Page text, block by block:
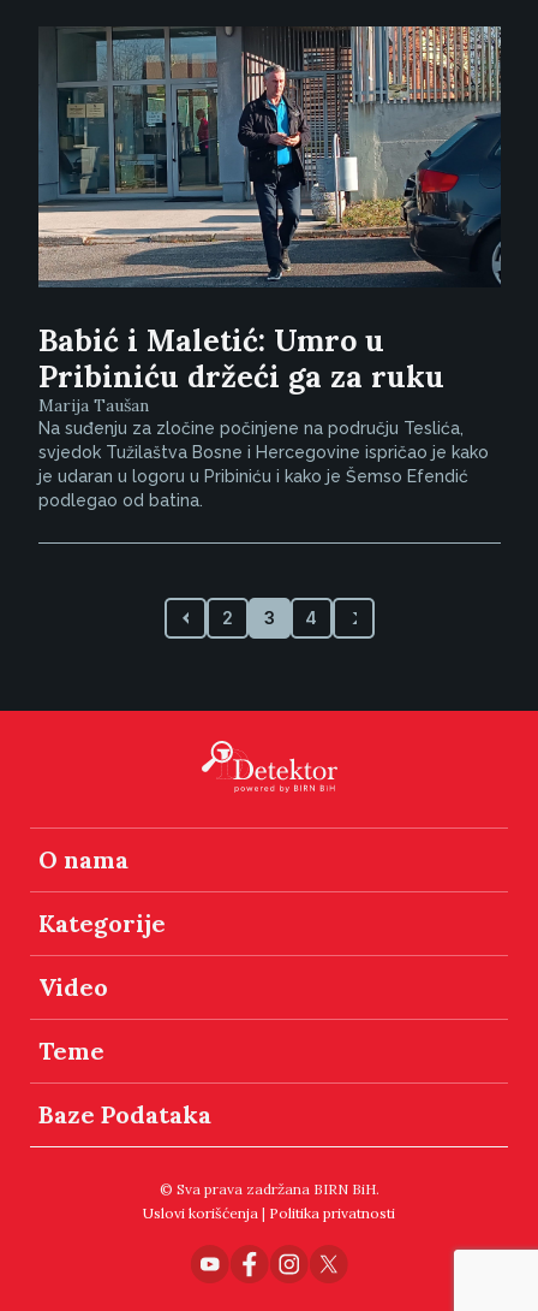
Babić i Maletić: Umro u
Pribiniću držeći ga za ruku
Marija Taušan
Na suđenju za zločine počinjene na području Teslića,
svjedok Tužilaštva Bosne i Hercegovine ispričao je kako
je udaran u logoru u Pribiniću i kako je Šemso Efendić
podlegao od batina.
2 3 4
O nama
Kategorije
Video
Teme
Baze Podataka
© Sva prava zadržana BIRN BiH.
Uslovi korišćenja | Politika privatnosti